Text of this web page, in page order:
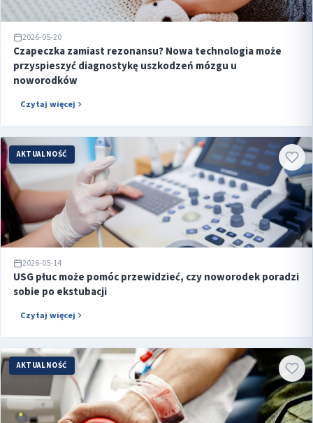
2026-05-20
Czapeczka zamiast rezonansu? Nowa technologia może
przyspieszyć diagnostykę uszkodzeń mózgu u
noworodków
Czytaj więcej
AKTUALNOŚĆ
2026-05-14
USG płuc może pomóc przewidzieć, czy noworodek poradzi
sobie po ekstubacji
Czytaj więcej
AKTUALNOŚĆ